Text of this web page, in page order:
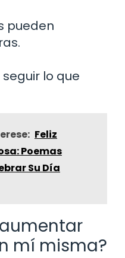
pueden
lo que
Feliz
Poemas
Su Día
mí misma?